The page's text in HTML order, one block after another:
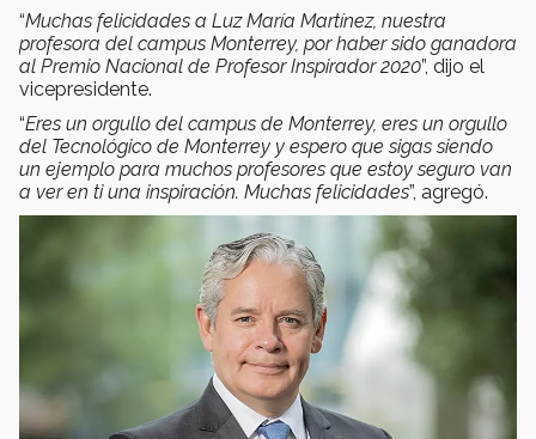
“Muchas felicidades a Luz María Martínez, nuestra
profesora del campus Monterrey, por haber sido ganadora
al Premio Nacional de Profesor Inspirador 2020”, dijo el
vicepresidente.
“Eres un orgullo del campus de Monterrey, eres un orgullo
del Tecnológico de Monterrey y espero que sigas siendo
un ejemplo para muchos profesores que estoy seguro van
a ver en ti una inspiración. Muchas felicidades”, agregó.